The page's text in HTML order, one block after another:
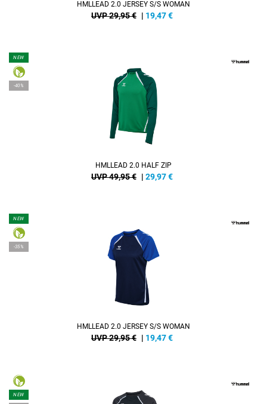
HMLLEAD 2.0 JERSEY S/S WOMAN
UVP 29,95 € | 19,47€
NEW
-40%
HMLLEAD 2.0 HALF ZIP
UVP 49,95 € | 29,97€
NEW
-35%
HMLLEAD 2.0 JERSEY S/S WOMAN
UVP 29,95 € | 19,47€
NEW